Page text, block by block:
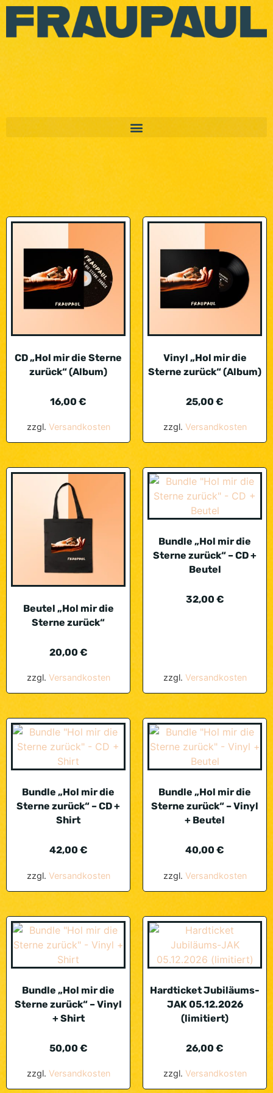
CD „Hol mir die Sterne
zurück“ (Album)
16,00 €
zzgl. Versandkosten
Vinyl „Hol mir die
Sterne zurück“ (Album)
25,00 €
zzgl. Versandkosten
Beutel „Hol mir die
Sterne zurück“
20,00 €
zzgl. Versandkosten
Bundle „Hol mir die
Sterne zurück“ – CD +
Beutel
32,00 €
zzgl. Versandkosten
Bundle „Hol mir die
Sterne zurück“ – CD +
Shirt
42,00 €
zzgl. Versandkosten
Bundle „Hol mir die
Sterne zurück“ – Vinyl
+ Beutel
40,00 €
zzgl. Versandkosten
Bundle „Hol mir die
Sterne zurück“ – Vinyl
+ Shirt
50,00 €
zzgl. Versandkosten
Hardticket Jubiläums-
JAK 05.12.2026
(limitiert)
26,00 €
zzgl. Versandkosten